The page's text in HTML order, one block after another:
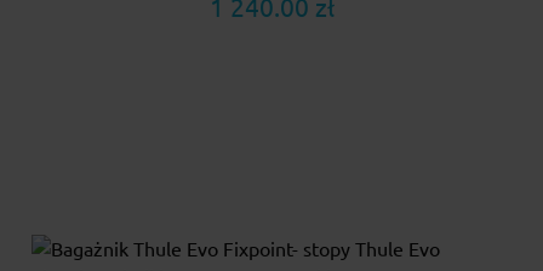
1 240.00 zł